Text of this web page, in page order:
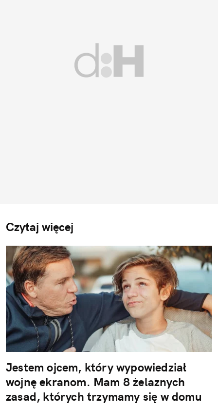
Czytaj więcej
Jestem ojcem, który wypowiedział
wojnę ekranom. Mam 8 żelaznych
zasad, których trzymamy się w domu